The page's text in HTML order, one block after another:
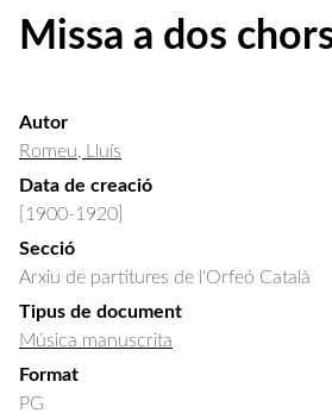
Missa a dos
Autor
Romeu, Lluís
Data de creació
[1900-1920]
Secció
Arxiu de partitures de l'Orfeó Català
Tipus de document
Música manuscrita
Format
PG